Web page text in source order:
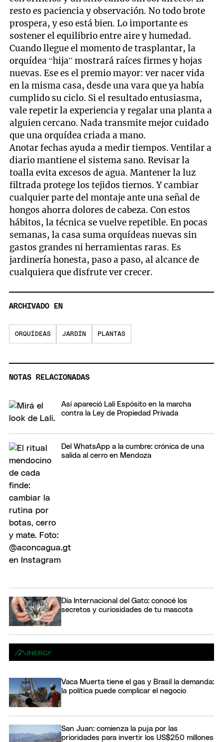
resto es paciencia y observación. No todo brote
prospera, y eso está bien. Lo importante es
sostener el equilibrio entre aire y humedad.
Cuando llegue el momento de trasplantar, la
orquídea “hija” mostrará raíces firmes y hojas
nuevas. Ese es el premio mayor: ver nacer vida
en la misma casa, desde una vara que ya había
cumplido su ciclo. Si el resultado entusiasma,
vale repetir la experiencia y regalar una planta a
alguien cercano. Nada transmite mejor cuidado
que una orquídea criada a mano.
Anotar fechas ayuda a medir tiempos. Ventilar a
diario mantiene el sistema sano. Revisar la
toalla evita excesos de agua. Mantener la luz
filtrada protege los tejidos tiernos. Y cambiar
cualquier parte del montaje ante una señal de
hongos ahorra dolores de cabeza. Con estos
hábitos, la técnica se vuelve repetible. En pocas
semanas, la casa suma orquídeas nuevas sin
gastos grandes ni herramientas raras. Es
jardinería honesta, paso a paso, al alcance de
cualquiera que disfrute ver crecer.
ARCHIVADO EN
ORQUÍDEAS JARDÍN PLANTAS
NOTAS RELACIONADAS
Así apareció Lali Espósito en la marcha
contra la Ley de Propiedad Privada
Del WhatsApp a la cumbre: crónica de una
salida al cerro en Mendoza
Día Internacional del Gato: conocé los
secretos y curiosidades de tu mascota
Vaca Muerta tiene el gas y Brasil la demanda:
la política puede complicar el negocio
San Juan: comienza la puja por las
prioridades para invertir los US$250 millones